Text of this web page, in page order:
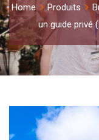
Home Produits
un guide privé